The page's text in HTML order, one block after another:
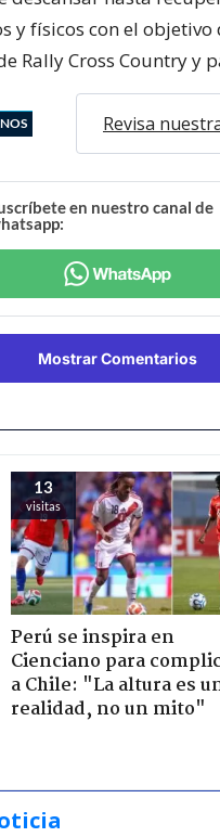
y físicos con el
Rally Cross Country y
Revisa
en nuestro canal de
Mostrar Comentarios
13
visitas
Perú se inspira en
Cienciano para
a Chile: "La altura es
realidad, no un mito"